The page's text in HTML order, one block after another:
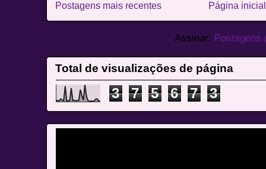
Postagens mais recentes Página inicial
Assinar: Postagens
Total de visualizações de página
3 7 5 6 7 3